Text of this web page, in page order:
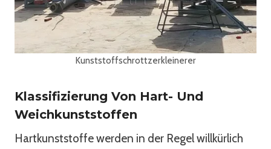
Kunststoffschrottzerkleinerer
Klassifizierung Von Hart- Und
Weichkunststoffen
Hartkunststoffe werden in der Regel willkürlich